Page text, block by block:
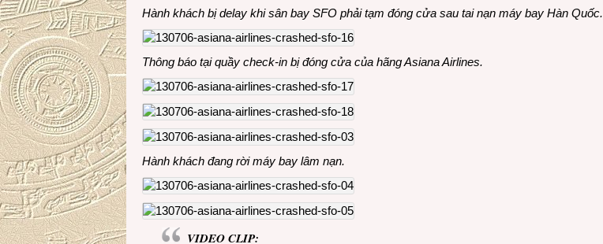
Hành khách bị delay khi sân bay SFO phải tạm đóng cửa sau tai nạn máy bay Hàn Quốc.
Thông báo tại quầy check-in bị đóng cửa của hãng Asiana Airlines.
Hành khách đang rời máy bay lâm nạn.
VIDEO CLIP: